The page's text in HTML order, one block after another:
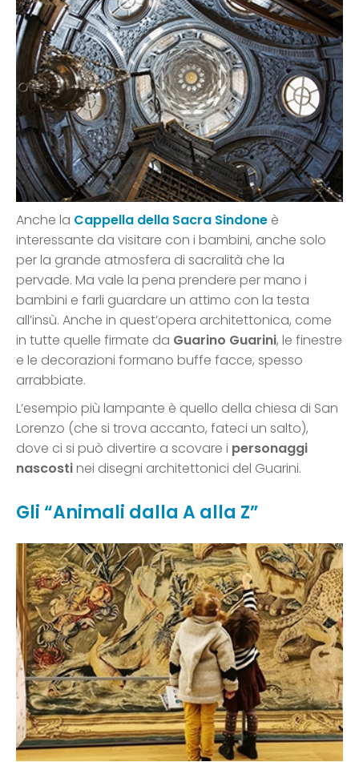
Anche la Cappella della Sacra Sindone è
interessante da visitare con i bambini, anche solo
per la grande atmosfera di sacralità che la
pervade. Ma vale la pena prendere per mano i
bambini e farli guardare un attimo con la testa
all’insù. Anche in quest’opera architettonica, come
in tutte quelle firmate da Guarino Guarini, le finestre
e le decorazioni formano buffe facce, spesso
arrabbiate.
L’esempio più lampante è quello della chiesa di San
Lorenzo (che si trova accanto, fateci un salto),
dove ci si può divertire a scovare i personaggi
nascostinei disegni architettonici del Guarini.
Gli “Animali dalla A alla Z”